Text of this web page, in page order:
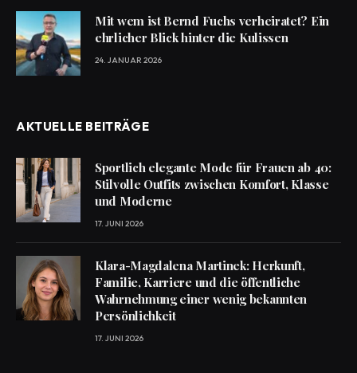
Mit wem ist Bernd Fuchs verheiratet? Ein
ehrlicher Blick hinter die Kulissen
24. JANUAR 2026
AKTUELLE BEITRÄGE
Sportlich elegante Mode für Frauen ab 40:
Stilvolle Outfits zwischen Komfort, Klasse
und Moderne
17. JUNI 2026
Klara-Magdalena Martinek: Herkunft,
Familie, Karriere und die öffentliche
Wahrnehmung einer wenig bekannten
Persönlichkeit
17. JUNI 2026